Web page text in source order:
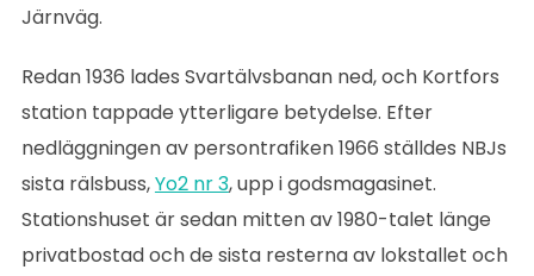
Järnväg.
Redan 1936 lades Svartälvsbanan ned, och Kortfors
station tappade ytterligare betydelse. Efter
nedläggningen av persontrafiken 1966 ställdes NBJs
sista rälsbuss,Yo2 nr 3, upp i godsmagasinet.
Stationshuset är sedan mitten av 1980-talet länge
privatbostad och de sista resterna av lokstallet och